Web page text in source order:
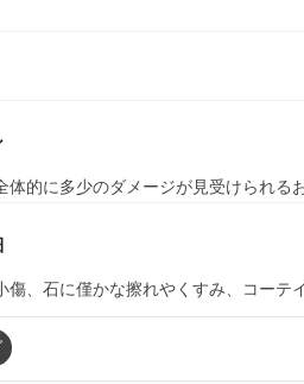
体的に多少のダメージが見受けられ
傷、石に僅かな擦れやくすみ、コー